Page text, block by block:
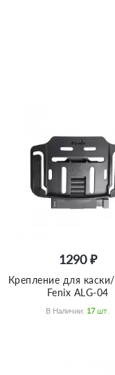
1290 ₽
Крепление для
Fenix ALG-04
В Наличии: 17 Шт.